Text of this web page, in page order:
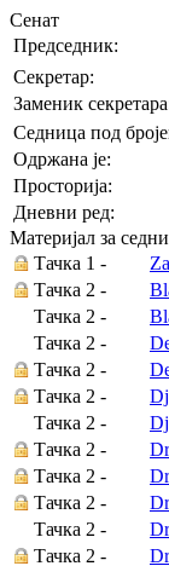
Сенат
Председник:
Секретар:
Заменик
Седница под
Oдржана je:
Просторија:
Дневни ред:
Материјал за
Тачка 1 -
Тачка 2 -
Тачка 2 -
Тачка 2 -
Тачка 2 -
Тачка 2 -
Тачка 2 -
Тачка 2 -
Тачка 2 -
Тачка 2 -
Тачка 2 -
Тачка 2 -